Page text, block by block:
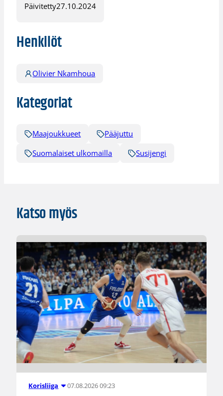
Päivitetty27.10.2024
Henkilöt
Olivier Nkamhoua
Kategoriat
Maajoukkueet
Pääjuttu
Suomalaiset ulkomailla
Susijengi
Katso myös
Korisliiga 07.08.2026 09:23